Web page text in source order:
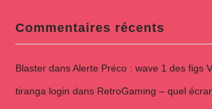
Commentaires récents
BlasterdansAlerte Préco : wave 1 des figs
tiranga login dans RetroGaming – quel